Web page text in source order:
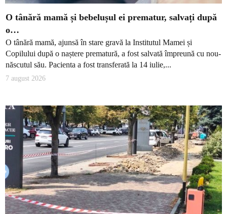
O tânără mamă și bebelușul ei prematur, salvați după
o…
O tânără mamă, ajunsă în stare gravă la Institutul Mamei și
Copilului după o naștere prematură, a fost salvată împreună cu nou-
născutul său. Pacienta a fost transferată la 14 iulie,...
7 august 2026